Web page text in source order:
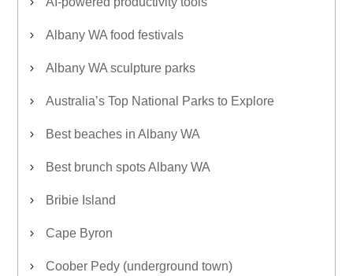
Albany WA food festivals
Albany WA sculpture parks
Australia’s Top National Parks to Explore
Best beaches in Albany WA
Best brunch spots Albany WA
Bribie Island
Cape Byron
Coober Pedy (underground town)